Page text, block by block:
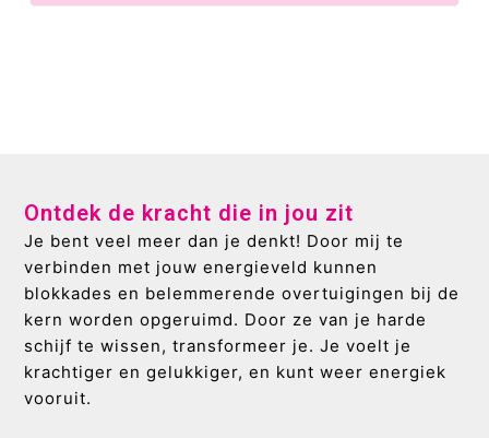
Ontdek de kracht die in jou zit
Je bent veel meer dan je denkt! Door mij te
verbinden met jouw energieveld kunnen
blokkades en belemmerende overtuigingen bij de
kern worden opgeruimd. Door ze van je harde
schijf te wissen, transformeer je. Je voelt je
krachtiger en gelukkiger, en kunt weer energiek
vooruit.